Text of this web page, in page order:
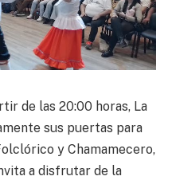
de las 20:00 horas, La
sus puertas para
y Chamamecero,
a disfrutar de la